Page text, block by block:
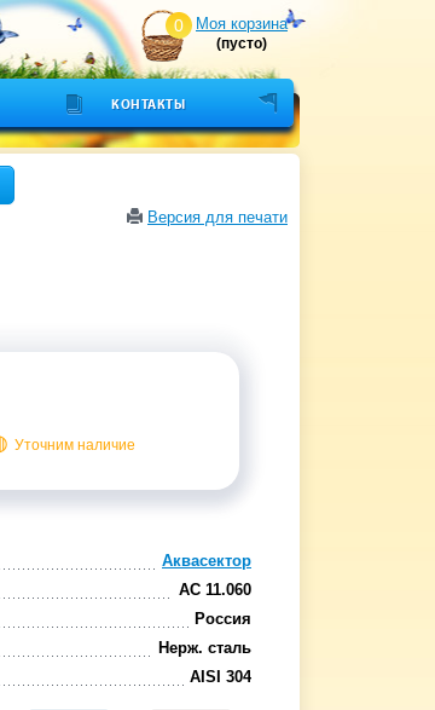
0 Моя корзина
(пусто)
КОНТАКТЫ
Версия для печати
Уточним наличие
Аквасектор
АС 11.060
Россия
Нерж. сталь
AISI 304